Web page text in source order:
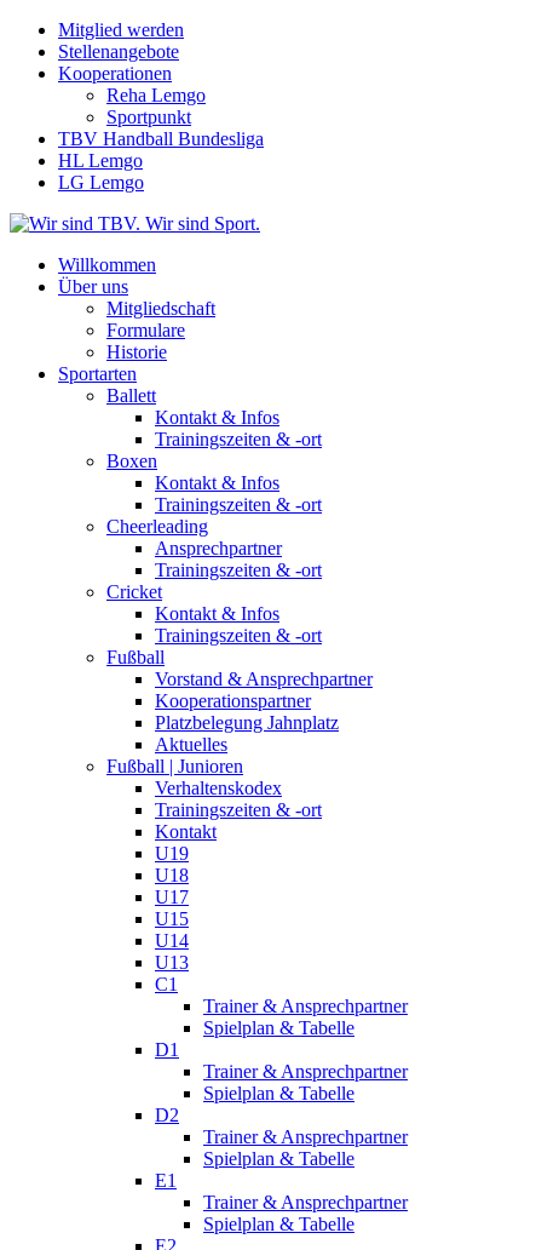
Mitglied werden
Stellenangebote
Kooperationen
Reha Lemgo
Sportpunkt
TBV Handball Bundesliga
HL Lemgo
LG Lemgo
Willkommen
Über uns
Mitgliedschaft
Formulare
Historie
Sportarten
Ballett
Kontakt & Infos
Trainingszeiten & -ort
Boxen
Kontakt & Infos
Trainingszeiten & -ort
Cheerleading
Ansprechpartner
Trainingszeiten & -ort
Cricket
Kontakt & Infos
Trainingszeiten & -ort
Fußball
Vorstand & Ansprechpartner
Kooperationspartner
Platzbelegung Jahnplatz
Aktuelles
Fußball | Junioren
Verhaltenskodex
Trainingszeiten & -ort
Kontakt
U19
U18
U17
U15
U14
U13
C1
Trainer & Ansprechpartner
Spielplan & Tabelle
D1
Trainer & Ansprechpartner
Spielplan & Tabelle
D2
Trainer & Ansprechpartner
Spielplan & Tabelle
E1
Trainer & Ansprechpartner
Spielplan & Tabelle
E2